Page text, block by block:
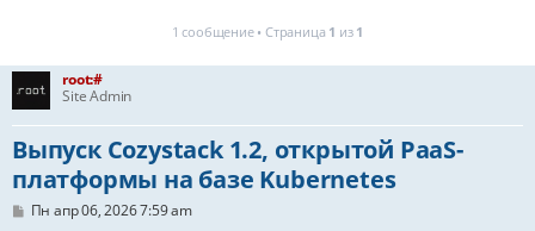
1 сообщение • Страница 1 из 1
root:#
Site Admin
Выпуск Cozystack 1.2, открытой PaaS-
платформы на базе Kubernetes
СПн апр 06, 2026 7:59 am